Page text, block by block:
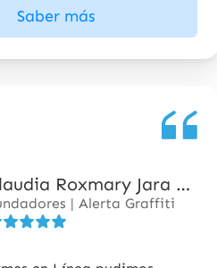
Saber más
Claudia Roxmary Jara Altamirano
| Alerta Graffiti